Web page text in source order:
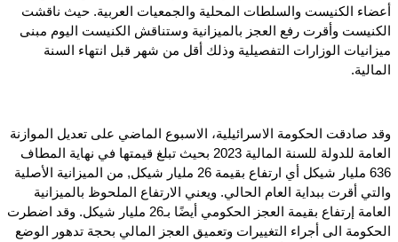
أعضاء الكنيست والسلطات المحلية والجمعيات العربية. حيث ناقشت
الكنيست وأقرت رفع العجز بالميزانية وستناقش الكنيست اليوم مبنى
ميزانيات الوزارات التفصيلية وذلك أقل من شهر قبل انتهاء السنة
المالية.
وقد صادقت الحكومة الاسرائيلية، الاسبوع الماضي على تعديل الموازنة
العامة للدولة للسنة المالية 2023 بحيث تبلغ قيمتها في نهاية المطاف
636 مليار شيكل أي ارتفاع بقيمة 26 مليار شيكل, من الميزانية الأصلية
والتي أقرت ببداية العام الحالي. ويعني الارتفاع الملحوظ بالميزانية
العامة إرتفاع بقيمة العجز الحكومي أيضًا بـ26 مليار شيكل. وقد اضطرت
الحكومة الى أجراء التغييرات وتعميق العجز المالي بحجة تدهور الوضع